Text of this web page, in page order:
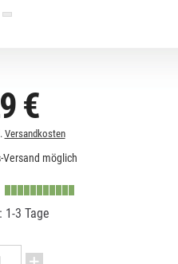
€
Versandkosten
Versand möglich
3 Tage